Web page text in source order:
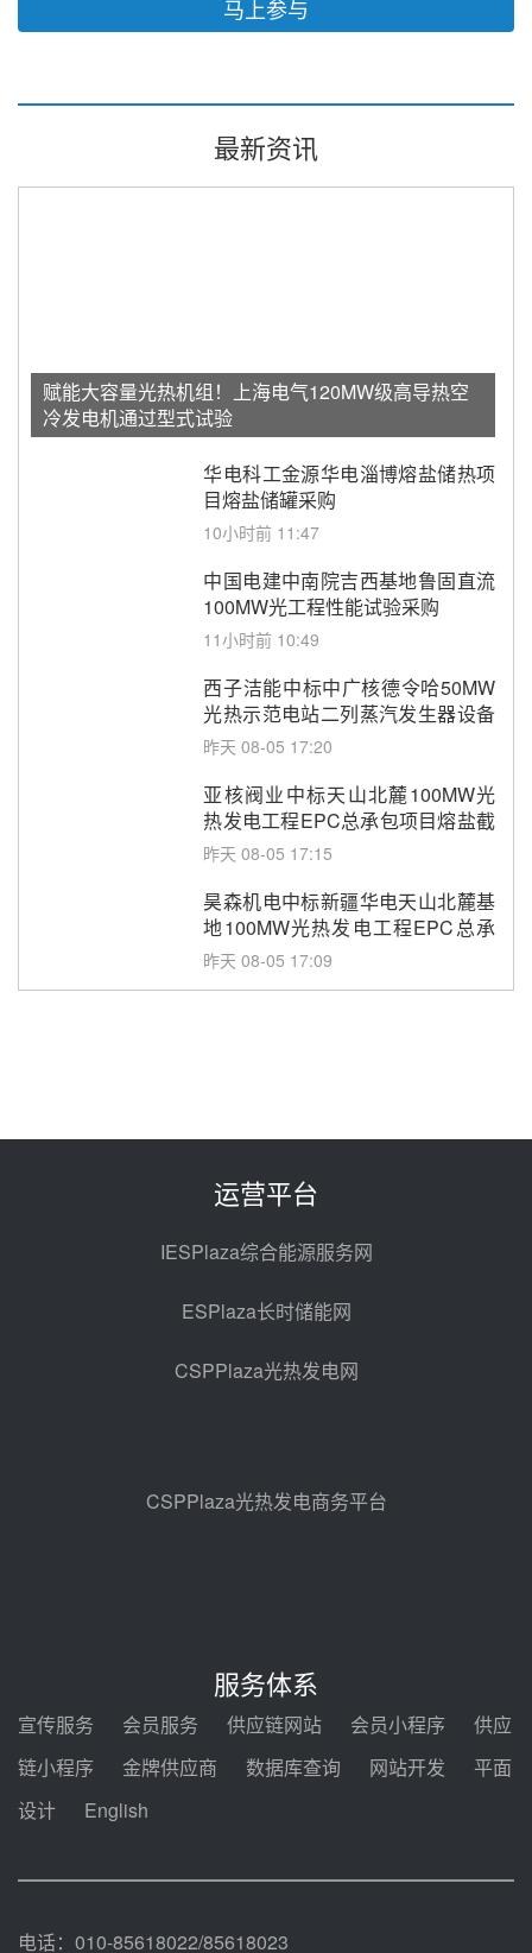
马上参与
最新资讯
赋能大容量光热机组！上海电气120MW级高导热空
冷发电机通过型式试验
华电科工金源华电淄博熔盐储热项
目熔盐储罐采购
10小时前 11:47
中国电建中南院吉西基地鲁固直流
100MW光工程性能试验采购
11小时前 10:49
西子洁能中标中广核德令哈50MW
光热示范电站二列蒸汽发生器设备
采购
昨天 08-05 17:20
亚核阀业中标天山北麓100MW光
热发电工程EPC总承包项目熔盐截
止阀、熔盐三偏心蝶阀采购
昨天 08-05 17:15
昊森机电中标新疆华电天山北麓基
地100MW光热发电工程EPC总承
包项目熔盐介质超声波流量计采购
昨天 08-05 17:09
电机组灵活性改造项目三元液态盐
2026-2029年熔盐介质框架协议
中能建华中试研院中标重能新疆
100MW光热项目机组调试及性能
试验
昨天 08-05 10:41
格局
昨天 08-05 09:11
锅中标格尔木项目蒸汽发生系统
甘肃建投安装公司赴京洽谈，深化
瓜州、博州光热项目战略合作
发！明确推动光热发电规模化发展
运营平台
IESPlaza综合能源服务网
ESPlaza长时储能网
CSPPlaza光热发电网
CSPPlaza光热发电商务平台
服务体系
宣传服务 会员服务 供应链网站 会员小程序
供应
链小程序
金牌供应商 数据库查询 网站开发
平面
设计
English
电话：010-85618022/85618023